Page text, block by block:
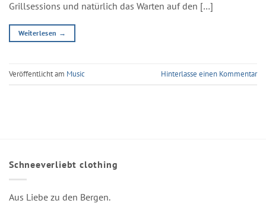
Grillsessions und natürlich das Warten auf den […]
Weiterlesen →
Veröffentlicht am Music Hinterlasse einen Kommentar
Schneeverliebt clothing
Aus Liebe zu den Bergen.